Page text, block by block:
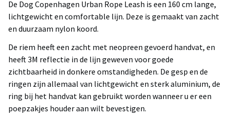
De Dog Copenhagen Urban Rope Leash is een 160 cm lange,
lichtgewicht en comfortable lijn. Deze is gemaakt van zacht
en duurzaam nylon koord.
De riem heeft een zacht met neopreen gevoerd handvat, en
heeft 3M reflectie in de lijn geweven voor goede
zichtbaarheid in donkere omstandigheden. De gesp en de
ringen zijn allemaal van lichtgewicht en sterk aluminium, de
ring bij het handvat kan gebruikt worden wanneer u er een
poepzakjes houder aan wilt bevestigen.